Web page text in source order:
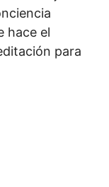
hace el
para